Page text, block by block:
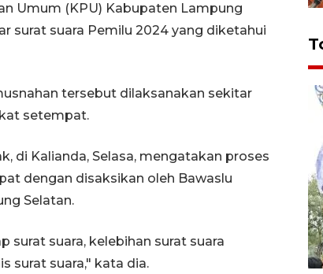
Umum (KPU) Kabupaten Lampung
surat suara Pemilu 2024 yang diketahui
tersebut dilaksanakan sekitar
setempat.
di Kalianda, Selasa, mengatakan proses
dengan disaksikan oleh Bawaslu
Selatan.
surat suara, kelebihan surat suara
surat suara," kata dia.